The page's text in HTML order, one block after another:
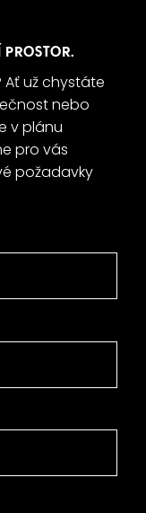
Ať už chystáte
nebo
v plánu
pro vás
požadavky